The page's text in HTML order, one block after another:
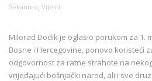
Šokantno, Vijesti
Milorad Dodik je oglasio porukom za 1.
Bosne i Hercegovine, ponovo koristeći
odgovornost za ratne strahote na
vrijeđajući bošnjački narod, ali i sve